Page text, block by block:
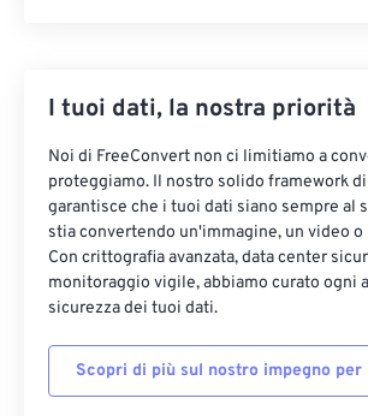
I tuoi dati, la nostra priorità
Noi di FreeConvert non ci limitiamo a
proteggiamo. Il nostro solido framework
garantisce che i tuoi dati siano sempre al
stia convertendo un'immagine, un video
Con crittografia avanzata, data center
monitoraggio vigile, abbiamo curato ogni
sicurezza dei tuoi dati.
Scopri di più sul nostro impegno